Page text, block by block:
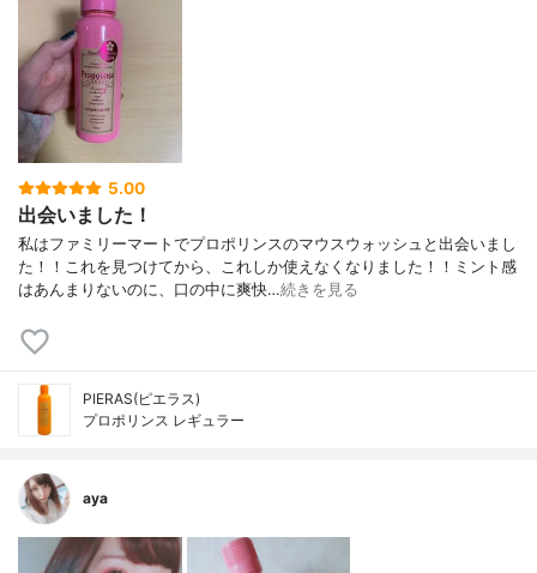
5.00
出会いました！
私はファミリーマートでプロポリンスのマウスウォッシュと出会いまし
た！！これを見つけてから、これしか使えなくなりました！！ミント感
はあんまりないのに、口の中に爽快…続きを見る
PIERAS(ピエラス)
プロポリンス レギュラー
aya